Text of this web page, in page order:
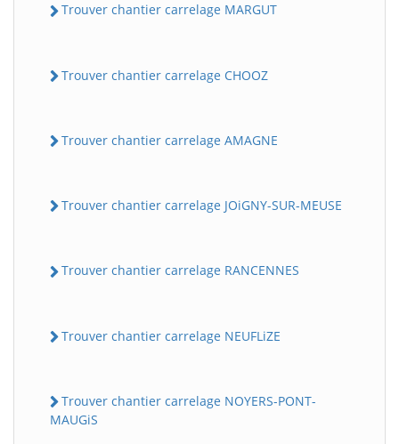
Trouver chantier carrelage MARGUT
Trouver chantier carrelage CHOOZ
Trouver chantier carrelage AMAGNE
Trouver chantier carrelage JOiGNY-SUR-MEUSE
Trouver chantier carrelage RANCENNES
Trouver chantier carrelage NEUFLiZE
Trouver chantier carrelage NOYERS-PONT-
MAUGiS